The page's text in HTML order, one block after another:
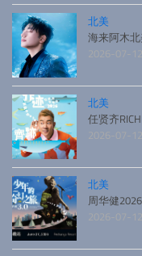
北美
海来阿木
2026-07-12
北美
任贤齐
2026-07-12
北美
周华健
2026-07-12